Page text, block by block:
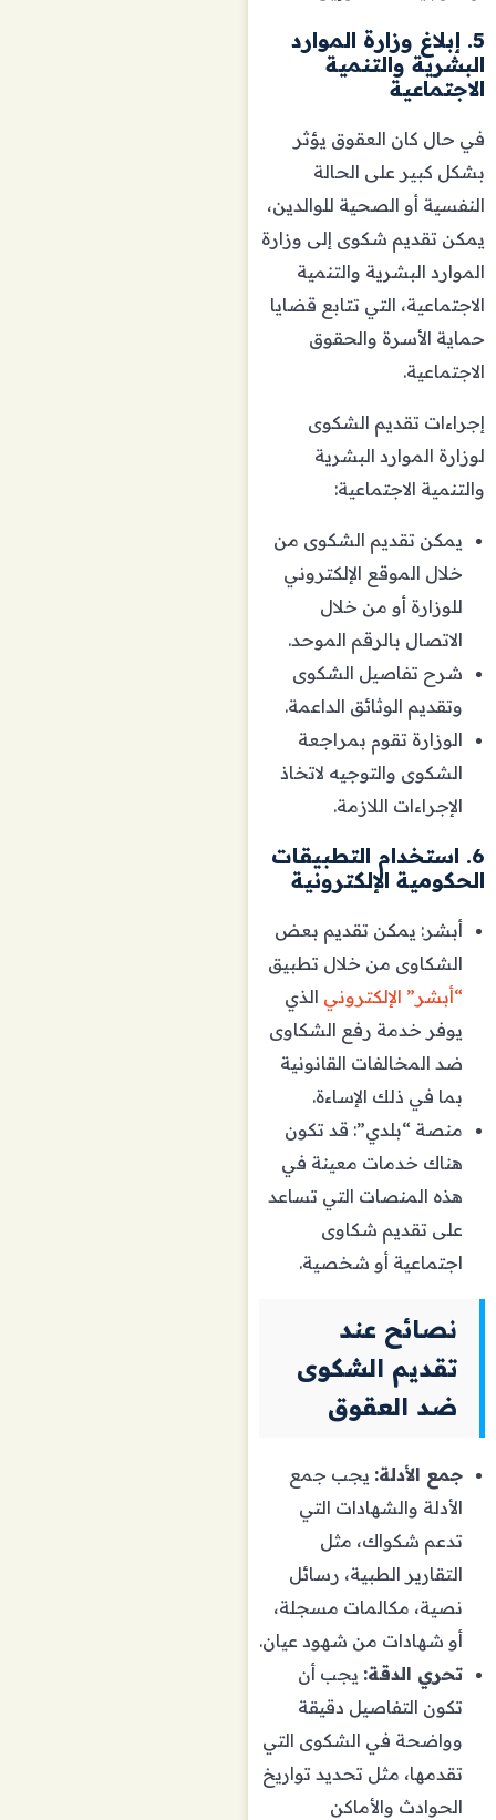
5. إبلاغ وزارة الموارد
البشرية والتنمية
الاجتماعية
في حال كان العقوق يؤثر
بشكل كبير على الحالة
النفسية أو الصحية للوالدين،
يمكن تقديم شكوى إلى وزارة
الموارد البشرية والتنمية
الاجتماعية، التي تتابع قضايا
حماية الأسرة والحقوق
الاجتماعية.
إجراءات تقديم الشكوى
لوزارة الموارد البشرية
والتنمية الاجتماعية:
يمكن تقديم الشكوى من
خلال الموقع الإلكتروني
للوزارة أو من خلال
الاتصال بالرقم الموحد.
شرح تفاصيل الشكوى
وتقديم الوثائق الداعمة.
الوزارة تقوم بمراجعة
الشكوى والتوجيه لاتخاذ
الإجراءات اللازمة.
6. استخدام التطبيقات
الحكومية الإلكترونية
أبشر: يمكن تقديم بعض
الشكاوى من خلال تطبيق
“أبشر” الإلكتروني الذي
يوفر خدمة رفع الشكاوى
ضد المخالفات القانونية
بما في ذلك الإساءة.
منصة “بلدي”: قد تكون
هناك خدمات معينة في
هذه المنصات التي تساعد
على تقديم شكاوى
اجتماعية أو شخصية.
نصائح عند
تقديم الشكوى
ضد العقوق
جمع الأدلة: يجب جمع
الأدلة والشهادات التي
تدعم شكواك، مثل
التقارير الطبية، رسائل
نصية، مكالمات مسجلة،
أو شهادات من شهود عيان.
تحري الدقة: يجب أن
تكون التفاصيل دقيقة
وواضحة في الشكوى التي
تقدمها، مثل تحديد تواريخ
الحوادث والأماكن